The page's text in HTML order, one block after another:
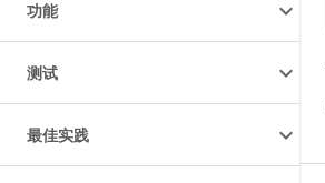
功能
测试
最佳实践